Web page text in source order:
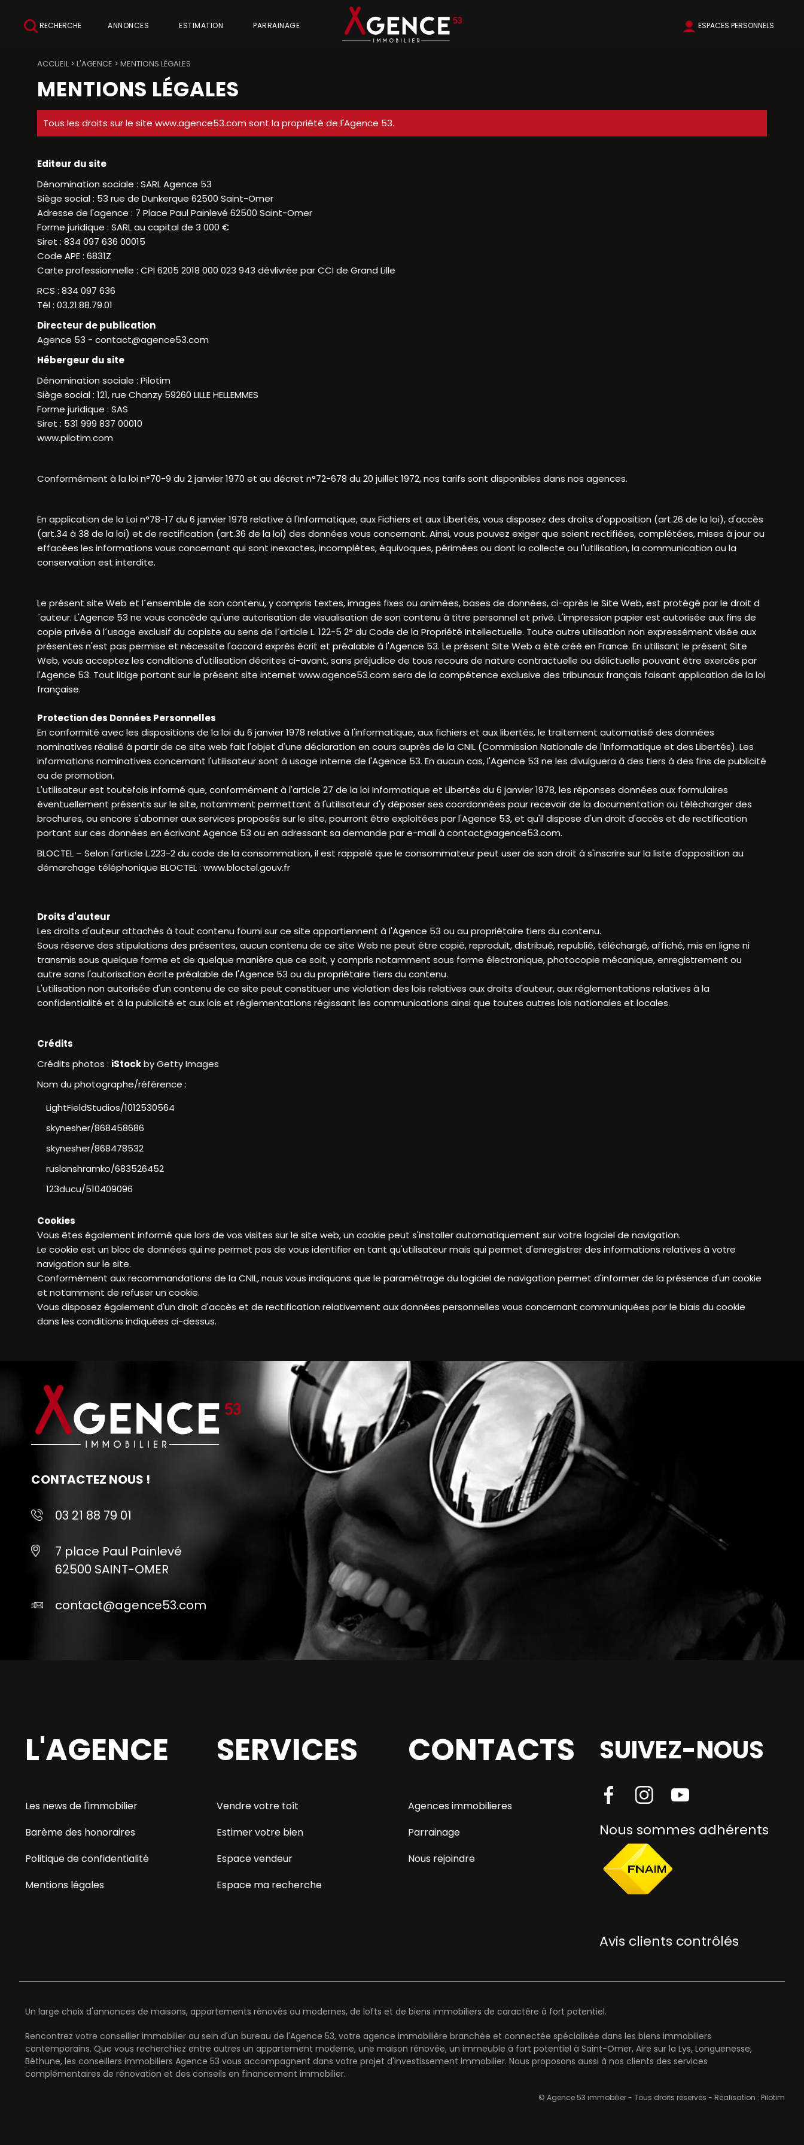
RECHERCHE ESPACES PERSONNELS
ANNONCES ESTIMATION PARRAINAGE
ACCUEIL> L'AGENCE > MENTIONS LÉGALES
MENTIONS LÉGALES
Tous les droits sur le site www.agence53.com sont la propriété de l'Agence 53.
Editeur du site
Dénomination sociale : SARL Agence 53
Siège social : 53 rue de Dunkerque 62500 Saint-Omer
Adresse de l'agence : 7 Place Paul Painlevé 62500 Saint-Omer
Forme juridique : SARL au capital de 3 000 €
Siret : 834 097 636 00015
Code APE : 6831Z
Carte professionnelle : CPI 6205 2018 000 023 943 dévlivrée par CCI de Grand Lille
RCS : 834 097 636
Tél : 03.21.88.79.01
Directeur de publication
Agence 53 - contact@agence53.com
Hébergeur du site
Dénomination sociale : Pilotim
Siège social : 121, rue Chanzy 59260 LILLE HELLEMMES
Forme juridique : SAS
Siret : 531 999 837 00010
www.pilotim.com
Conformément à la loi n°70-9 du 2 janvier 1970 et au décret n°72-678 du 20 juillet 1972, nos tarifs sont disponibles dans nos agences.
En application de la Loi n°78-17 du 6 janvier 1978 relative à l'Informatique, aux Fichiers et aux Libertés, vous disposez des droits d'opposition (art.26 de la loi), d'accès
(art.34 à 38 de la loi) et de rectification (art.36 de la loi) des données vous concernant. Ainsi, vous pouvez exiger que soient rectifiées, complétées, mises à jour ou
effacées les informations vous concernant qui sont inexactes, incomplètes, équivoques, périmées ou dont la collecte ou l'utilisation, la communication ou la
conservation est interdite.
Le présent site Web et l´ensemble de son contenu, y compris textes, images fixes ou animées, bases de données, ci-après le Site Web, est protégé par le droit d
´auteur. L'Agence 53 ne vous concède qu'une autorisation de visualisation de son contenu à titre personnel et privé. L'impression papier est autorisée aux fins de
copie privée à l´usage exclusif du copiste au sens de l´article L. 122-5 2° du Code de la Propriété Intellectuelle. Toute autre utilisation non expressément visée aux
présentes n'est pas permise et nécessite l'accord exprès écrit et préalable à l'Agence 53. Le présent Site Web a été créé en France. En utilisant le présent Site
Web, vous acceptez les conditions d'utilisation décrites ci-avant, sans préjudice de tous recours de nature contractuelle ou délictuelle pouvant être exercés par
l'Agence 53. Tout litige portant sur le présent site internet www.agence53.com sera de la compétence exclusive des tribunaux français faisant application de la loi
française.
Protection des Données Personnelles
En conformité avec les dispositions de la loi du 6 janvier 1978 relative à l'informatique, aux fichiers et aux libertés, le traitement automatisé des données
nominatives réalisé à partir de ce site web fait l'objet d'une déclaration en cours auprès de la CNIL (Commission Nationale de l'Informatique et des Libertés). Les
informations nominatives concernant l'utilisateur sont à usage interne de l'Agence 53. En aucun cas, l'Agence 53 ne les divulguera à des tiers à des fins de publicité
ou de promotion.
L'utilisateur est toutefois informé que, conformément à l'article 27 de la loi Informatique et Libertés du 6 janvier 1978, les réponses données aux formulaires
éventuellement présents sur le site, notamment permettant à l'utilisateur d'y déposer ses coordonnées pour recevoir de la documentation ou télécharger des
brochures, ou encore s'abonner aux services proposés sur le site, pourront être exploitées par l'Agence 53, et qu'il dispose d'un droit d'accès et de rectification
portant sur ces données en écrivant Agence 53 ou en adressant sa demande par e-mail à contact@agence53.com.
BLOCTEL – Selon l'article L.223-2 du code de la consommation, il est rappelé que le consommateur peut user de son droit à s'inscrire sur la liste d'opposition au
démarchage téléphonique BLOCTEL : www.bloctel.gouv.fr
Droits d'auteur
Les droits d'auteur attachés à tout contenu fourni sur ce site appartiennent à l'Agence 53 ou au propriétaire tiers du contenu.
Sous réserve des stipulations des présentes, aucun contenu de ce site Web ne peut être copié, reproduit, distribué, republié, téléchargé, affiché, mis en ligne ni
transmis sous quelque forme et de quelque manière que ce soit, y compris notamment sous forme électronique, photocopie mécanique, enregistrement ou
autre sans l'autorisation écrite préalable de l'Agence 53 ou du propriétaire tiers du contenu.
L'utilisation non autorisée d'un contenu de ce site peut constituer une violation des lois relatives aux droits d'auteur, aux réglementations relatives à la
confidentialité et à la publicité et aux lois et réglementations régissant les communications ainsi que toutes autres lois nationales et locales.
Crédits
Crédits photos : iStockby Getty Images
Nom du photographe/référence :
LightFieldStudios/1012530564
skynesher/868458686
skynesher/868478532
ruslanshramko/683526452
123ducu/510409096
Cookies
Vous êtes également informé que lors de vos visites sur le site web, un cookie peut s'installer automatiquement sur votre logiciel de navigation.
Le cookie est un bloc de données qui ne permet pas de vous identifier en tant qu'utilisateur mais qui permet d'enregistrer des informations relatives à votre
navigation sur le site.
Conformément aux recommandations de la CNIL, nous vous indiquons que le paramétrage du logiciel de navigation permet d'informer de la présence d'un cookie
et notamment de refuser un cookie.
Vous disposez également d'un droit d'accès et de rectification relativement aux données personnelles vous concernant communiquées par le biais du cookie
dans les conditions indiquées ci-dessus.
CONTACTEZ NOUS !
03 21 88 79 01
7 place Paul Painlevé
62500 SAINT-OMER
contact@agence53.com
L'AGENCE
Les news de l'immobilier
Barème des honoraires
Politique de confidentialité
Mentions légales
SERVICES
Vendre votre toît
Estimer votre bien
Espace vendeur
Espace ma recherche
CONTACTS
Agences immobilieres
Parrainage
Nous rejoindre
SUIVEZ-NOUS
Nous sommes adhérents
Avis clients contrôlés
Un large choix d'annonces de maisons, appartements rénovés ou modernes, de lofts et de biens immobiliers de caractère à fort potentiel.
Rencontrez votre conseiller immobilier au sein d'un bureau de l'Agence 53, votre agence immobilière branchée et connectée spécialisée dans les biens immobiliers
contemporains. Que vous recherchiez entre autres un appartement moderne, une maison rénovée, un immeuble à fort potentiel à Saint-Omer, Aire sur la Lys, Longuenesse,
Béthune, les conseillers immobiliers Agence 53 vous accompagnent dans votre projet d'investissement immobilier. Nous proposons aussi à nos clients des services
complémentaires de rénovation et des conseils en financement immobilier.
© Agence 53 immobilier - Tous droits réservés - Réalisation : Pilotim